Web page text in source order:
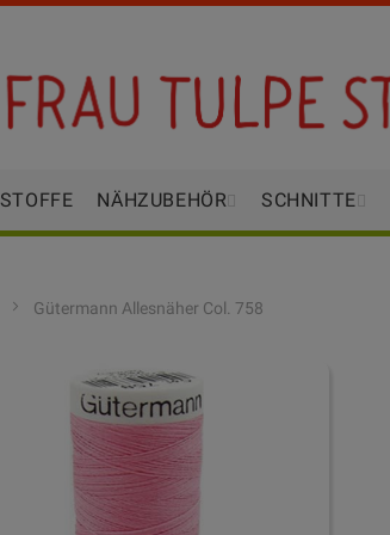
STOFFE NÄHZUBEHÖR SCHNITTE
Gütermann Allesnäher Col. 758